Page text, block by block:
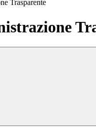
Trasparente